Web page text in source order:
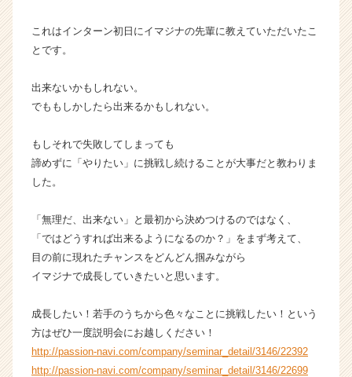
これはインターン初日にイマジナの先輩に教えていただいたこ
とです。
出来ないかもしれない。
でももしかしたら出来るかもしれない。
もしそれで失敗してしまっても
諦めずに「やりたい」に挑戦し続けることが大事だと教わりま
した。
「無理だ、出来ない」と最初から決めつけるのではなく、
「ではどうすれば出来るようになるのか？」をまず考えて、
目の前に現れたチャンスをどんどん掴みながら
イマジナで成長していきたいと思います。
成長したい！若手のうちから色々なことに挑戦したい！という
方はぜひ一度説明会にお越しください！
http://passion-navi.com/company/seminar_detail/3146/22392
http://passion-navi.com/company/seminar_detail/3146/22699